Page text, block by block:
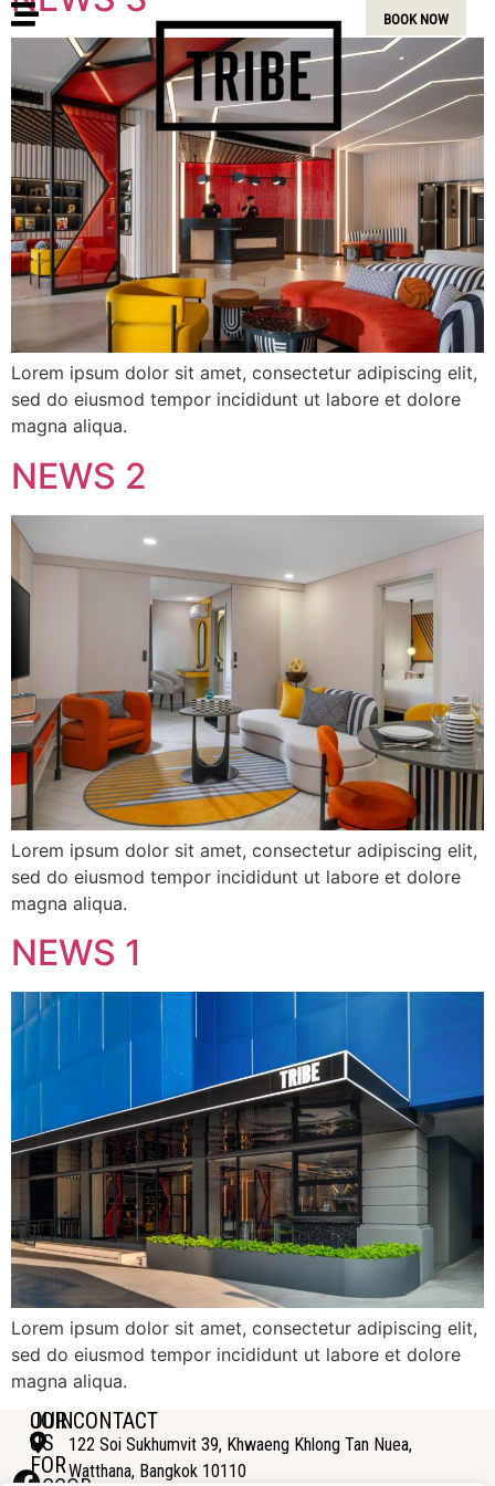
BOOK NOW
Lorem ipsum dolor sit amet, consectetur adipiscing elit,
sed do eiusmod tempor incididunt ut labore et dolore
magna aliqua.
NEWS 2
Lorem ipsum dolor sit amet, consectetur adipiscing elit,
sed do eiusmod tempor incididunt ut labore et dolore
magna aliqua.
NEWS 1
Lorem ipsum dolor sit amet, consectetur adipiscing elit,
sed do eiusmod tempor incididunt ut labore et dolore
magna aliqua.
JOIN
US
FOR
OUR CONTACT
122 Soi Sukhumvit 39, Khwaeng Khlong Tan Nuea,
Watthana, Bangkok 10110